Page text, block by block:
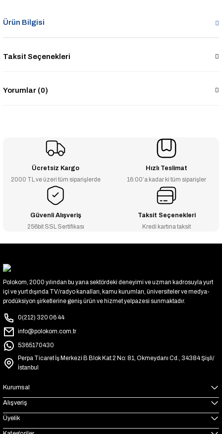
Ürün Bilgisi
Taksit Seçenekleri
Yorumlar (0)
Ücretsiz Kargo
2000 TL ve üzeri tüm siparişlerde
Hızlı Teslimat
16:00’a kadar ki tüm siparişler
Güvenli Alışveriş
256bit SSL Sertifikası
Taksit Seçenekleri
Kredi kartına taksit
Polokom, 2000 yılından bu yana sektördeki deneyimi ve uzman kadrosuyla yurt
içi ve yurt dışında TV/radyo kanalları, kamu kurumları, üniversiteler ve medya-
prodüksiyon şirketlerine geniş ürün ve hizmet yelpazesi sunmaktadır.
0(212) 320 06 44
info@polokom.com.tr
5365170430
Perpa Ticaret İş Merkezi B Blok Kat:2 No: 81, Okmeydanı Cd., 34384 Şişli/
İstanbul
Kurumsal
Alışveriş
Üyelik